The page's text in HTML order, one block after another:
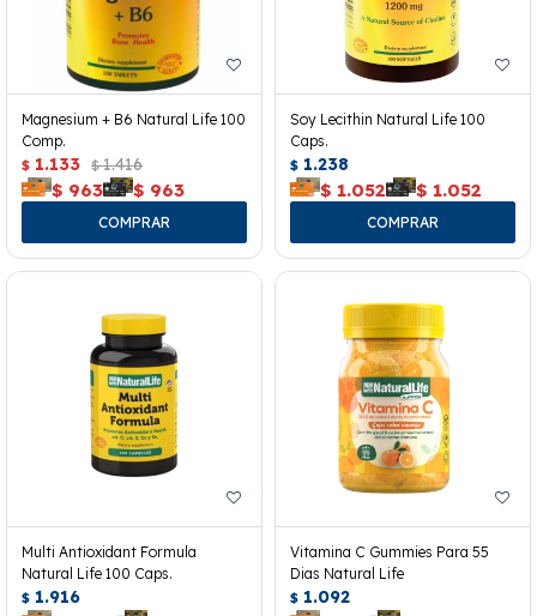
Magnesium + B6 Natural Life 100
Comp.
$ 1.133 $ 1.416
$ 963 $ 963
Soy Lecithin Natural Life 100
Caps.
$ 1.238
$ 1.052 $ 1.052
Multi Antioxidant Formula
Natural Life 100 Caps.
$ 1.916
Vitamina C Gummies Para 55
Dias Natural Life
$ 1.092